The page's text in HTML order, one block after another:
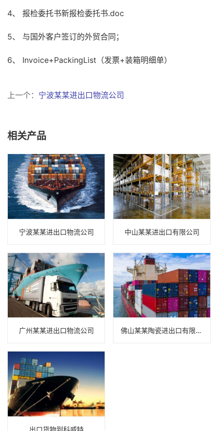
4、 报检委托书新报检委托书.doc
5、 与国外客户签订的外贸合同；
6、 Invoice+PackingList（发票+装箱明细单）
上一个： 宁波某某进出口物流公司
相关产品
宁波某某进出口物流公司 中山某某进出口有限公司
广州某某进出口物流公司 佛山某某陶瓷进出口有限公司
出口货物到科威特